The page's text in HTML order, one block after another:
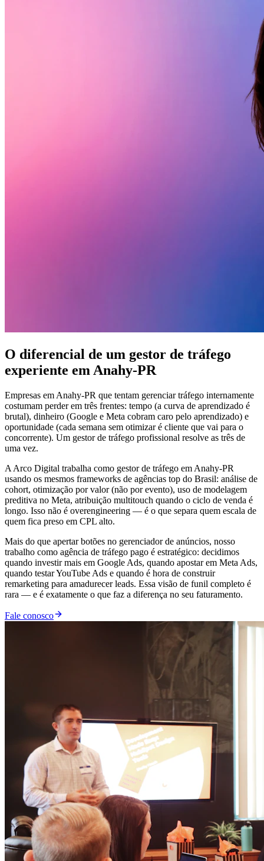
O diferencial de um gestor de tráfego
experiente em Anahy-PR
Empresas em Anahy-PR que tentam gerenciar tráfego internamente
costumam perder em três frentes: tempo (a curva de aprendizado é
brutal), dinheiro (Google e Meta cobram caro pelo aprendizado) e
oportunidade (cada semana sem otimizar é cliente que vai para o
concorrente). Um gestor de tráfego profissional resolve as três de
uma vez.
A Arco Digital trabalha como gestor de tráfego em Anahy-PR
usando os mesmos frameworks de agências top do Brasil: análise de
cohort, otimização por valor (não por evento), uso de modelagem
preditiva no Meta, atribuição multitouch quando o ciclo de venda é
longo. Isso não é overengineering — é o que separa quem escala de
quem fica preso em CPL alto.
Mais do que apertar botões no gerenciador de anúncios, nosso
trabalho como agência de tráfego pago é estratégico: decidimos
quando investir mais em Google Ads, quando apostar em Meta Ads,
quando testar YouTube Ads e quando é hora de construir
remarketing para amadurecer leads. Essa visão de funil completo é
rara — e é exatamente o que faz a diferença no seu faturamento.
Fale conosco